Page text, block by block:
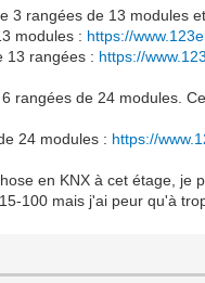
3 rangées de 13 modules
modules : https://
13 rangées : https://
rangées de 24 modules.
24 modules : https://
en KNX à cet étage,
100 mais j'ai peur qu'à